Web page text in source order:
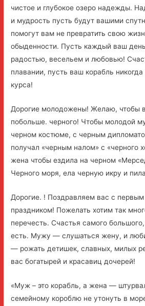
чистое и глубокое озеро надежды.
и мудрость пусть будут вашими
помогут вам не превратить свою
обыденности. Пусть каждый ваш
радостью, весельем и любовью!
плавании, пусть ваш корабль
курса!
Дорогие молодожены! Желаю, чтобы
побольше. черного! Чтобы молодой
черном костюме, с черным
получал «черным налом» с «черного
жена чтобы ездила на черном
Черного моря, ела черную икру и
Дорогие. ! Поздравляем вас с
праздником! Пожелать хотим так
перечесть. Счастья самого
есть. Мужу — слушаться жену, и
— рожать детишек, славных, милых
вас богатырей и красавиц дочерей!
«Муж – это корабль, а жена —
семейному короблю не утонуть в